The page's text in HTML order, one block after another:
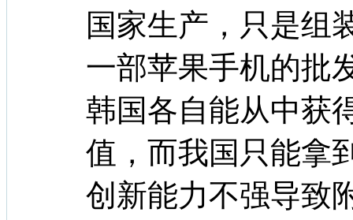
国家生产，只是组
一部苹果手机的批
韩国各自能从中获
值，而我国只能拿
创新能力不强导致